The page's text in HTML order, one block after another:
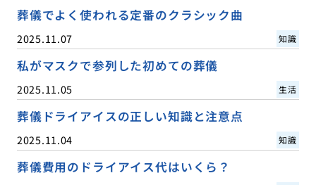
葬儀でよく使われる定番のクラシック曲
2025.11.07 知識
私がマスクで参列した初めての葬儀
2025.11.05 生活
葬儀ドライアイスの正しい知識と注意点
2025.11.04 知識
葬儀費用のドライアイス代はいくら？